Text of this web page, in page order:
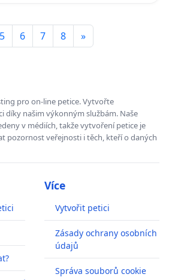
5 6 7 8 »
pro on-line petice. Vytvořte
díky našim výkonným službám. Naše
v médiích, takže vytvoření petice je
pozornost veřejnosti i těch, kteří o daných
Více
Vytvořit petici
Zásady ochrany osobních
údajů
Správa souborů cookie